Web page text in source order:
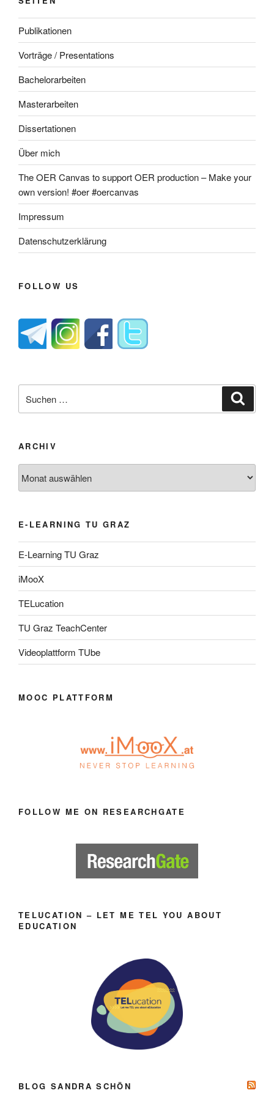
Publikationen
Vorträge / Presentations
Bachelorarbeiten
Masterarbeiten
Dissertationen
Über mich
The OER Canvas to support OER production – Make your
own version! #oer #oercanvas
Impressum
Datenschutzerklärung
FOLLOW US
nach:
ARCHIV
E-LEARNING TU GRAZ
E-Learning TU Graz
iMooX
TELucation
TU Graz TeachCenter
Videoplattform TUbe
MOOC PLATTFORM
FOLLOW ME ON RESEARCHGATE
TELUCATION – LET ME TEL YOU ABOUT
EDUCATION
BLOG SANDRA SCHÖN